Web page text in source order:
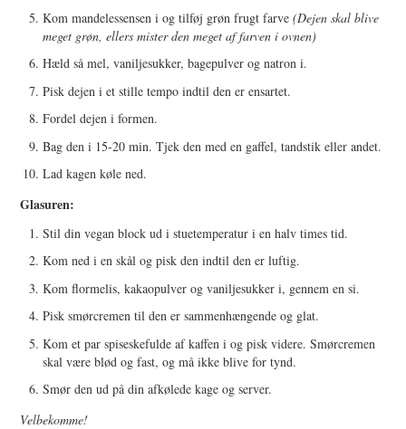
Kom mandelessensen i og tilføj grøn frugt farve(Dejen skal blive
meget grøn, ellers mister den meget af farven i ovnen)
Hæld så mel, vaniljesukker, bagepulver og natron i.
Pisk dejen i et stille tempo indtil den er ensartet.
Fordel dejen i formen.
Bag den i 15-20 min. Tjek den med en gaffel, tandstik eller andet.
Lad kagen køle ned.
Glasuren:
Stil din vegan block ud i stuetemperatur i en halv times tid.
Kom ned i en skål og pisk den indtil den er luftig.
Kom flormelis, kakaopulver og vaniljesukker i, gennem en si.
Pisk smørcremen til den er sammenhængende og glat.
Kom et par spiseskefulde af kaffen i og pisk videre. Smørcremen
skal være blød og fast, og må ikke blive for tynd.
Smør den ud på din afkølede kage og server.
Velbekomme!